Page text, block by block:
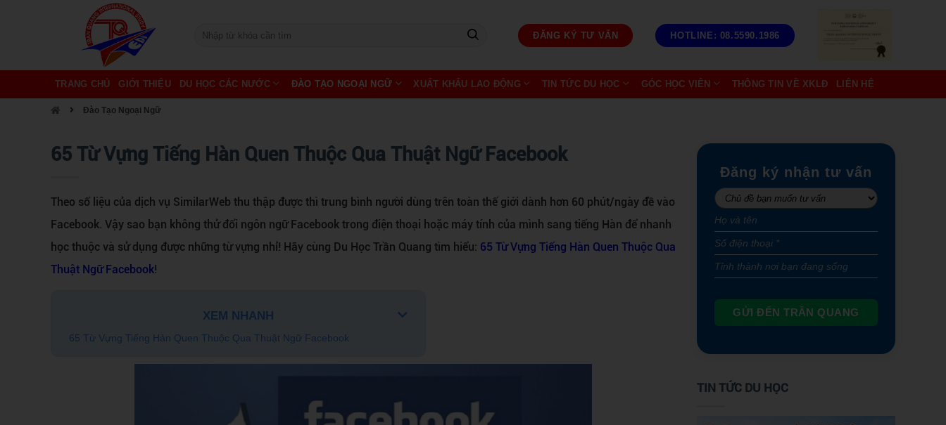
ĐĂNG KÝ TƯ VẤN HOTLINE: 08.5590.1986
TRANG CHỦ GIỚI THIỆU DU HỌC CÁC NƯỚC ĐÀO TẠO NGOẠI NGỮ XUẤT KHẨU LAO ĐỘNG TIN TỨC DU HỌC GÓC HỌC VIÊN THÔNG TIN VỀ XKLĐ LIÊN HỆ
Đào Tạo Ngoại Ngữ
65 Từ Vựng Tiếng Hàn Quen Thuộc Qua Thuật Ngữ Facebook
Theo số liệu của dịch vụ SimilarWeb thu thập được thì trung bình người dùng trên toàn thế giới dành hơn 60 phút/ngày đề vào
Facebook. Vậy sao bạn không thử đổi ngôn ngữ Facebook trong điện thoại hoặc máy tính của mình sang tiếng Hàn để nhanh
học thuộc và sử dụng được những từ vựng nhỉ! Hãy cùng Du Học Trần Quang tìm hiểu: 65 Từ Vựng Tiếng Hàn Quen Thuộc Qua
Thuật Ngữ Facebook!
XEM NHANH
65 Từ Vựng Tiếng Hàn Quen Thuộc Qua Thuật Ngữ Facebook
Đăng ký nhận tư vấn
GỬI ĐẾN TRẦN QUANG
TIN TỨC DU HỌC